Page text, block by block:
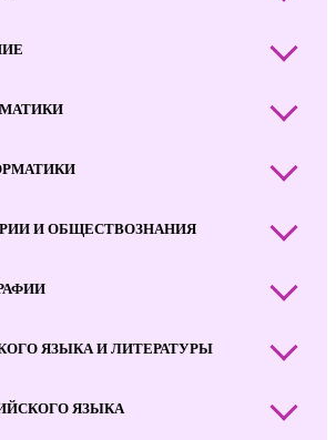
И ОБЩЕСТВОЗНАНИЯ
ЯЗЫКА И ЛИТЕРАТУРЫ
ЯЗЫКА